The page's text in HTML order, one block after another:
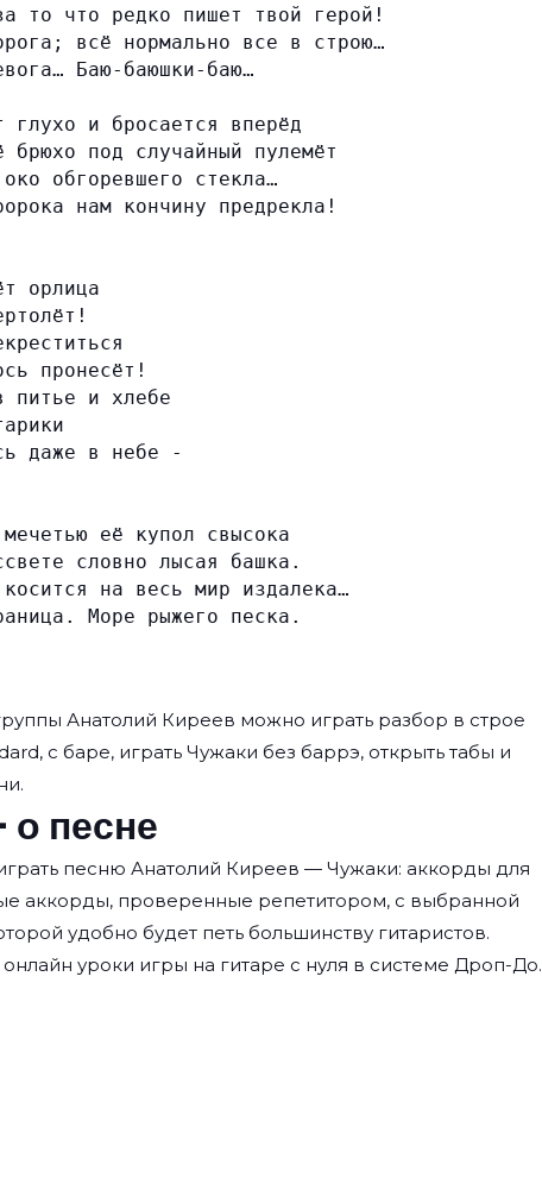
то что редко пишет твой герой!
всё нормально все в строю…
Баю-баюшки-баю…
глухо и бросается вперёд
брюхо под случайный пулемёт
обгоревшего стекла…
нам кончину предрекла!
орлица
пронесёт!
питье и хлебе
даже в небе -
её купол свысока
словно лысая башка.
на весь мир издалека…
Море рыжего песка.
Анатолий Киреев можно играть разбор в строе
с баре, играть Чужаки без баррэ, открыть табы и
песне
песню Анатолий Киреев — Чужаки: аккорды для
аккорды, проверенные репетитором, с выбранной
удобно будет петь большинству гитаристов.
онлайн уроки игры на гитаре с нуля в системе Дроп-До.